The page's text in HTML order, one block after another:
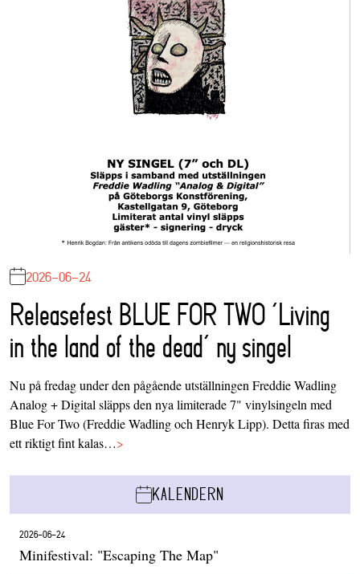
2026-06-24
Releasefest BLUE FOR TWO ‘Living
in the land of the dead’ ny singel
Nu på fredag under den pågående utställningen Freddie Wadling
Analog + Digital släpps den nya limiterade 7" vinylsingeln med
Blue For Two (Freddie Wadling och Henryk Lipp). Detta firas med
ett riktigt fint kalas…>
KALENDERN
2026-06-24
Minifestival: "Escaping The Map"